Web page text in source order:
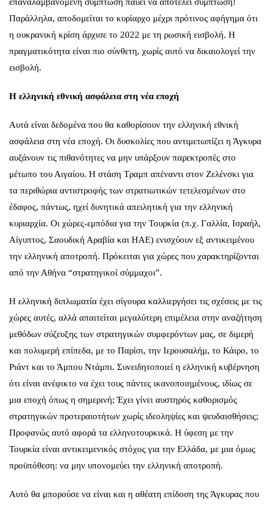
Παράλληλα, αποδομείται το κυρίαρχο μέχρι πρότινος αφήγημα ότι
η ουκρανική κρίση άρχισε το 2022 με τη ρωσική εισβολή. Η
πραγματικότητα είναι πιο σύνθετη, χωρίς αυτό να δικαιολογεί την
εισβολή.
Η ελληνική εθνική ασφάλεια στη νέα εποχή
Αυτά είναι δεδομένα που θα καθορίσουν την ελληνική εθνική
ασφάλεια στη νέα εποχή. Οι δυσκολίες που αντιμετωπίζει η Άγκυρα
αυξάνουν τις πιθανότητες να μην υπάρξουν παρεκτροπές στο
μέτωπο του Αιγαίου. Η στάση Τραμπ απέναντι στον Ζελένσκι για
τα περιθώρια αντιστροφής των στρατιωτικών τετελεσμένων στο
έδαφος, πάντως, ηχεί δυνητικά απειλητική για την ελληνική
κυριαρχία. Οι χώρες-εμπόδια για την Τουρκία (π.χ. Γαλλία, Ισραήλ,
Αίγυπτος, Σαουδική Αραβία και ΗΑΕ) ενισχύουν εξ αντικειμένου
την ελληνική αποτροπή. Πρόκειται για χώρες που χαρακτηρίζονται
από την Αθήνα “στρατηγικοί σύμμαχοι”.
Η ελληνική διπλωματία έχει σίγουρα καλλιεργήσει τις σχέσεις με τις
χώρες αυτές, αλλά απαιτείται μεγαλύτερη επιμέλεια στην αναζήτηση
μεθόδων σύζευξης των στρατηγικών συμφερόντων μας, σε διμερή
και πολυμερή επίπεδα, με το Παρίσι, την Ιερουσαλήμ, το Κάιρο, το
Ριάντ και το Άμπου Ντάμπι. Συνειδητοποιεί η ελληνική κυβέρνηση
ότι είναι ανέφικτο να έχει τους πάντες ικανοποιημένους, ιδίως σε
μια εποχή όπως η σημερινή; Έχει γίνει αυστηρός καθορισμός
στρατηγικών προτεραιοτήτων χωρίς ιδεοληψίες και ψευδαισθήσεις;
Προφανώς αυτό αφορά τα ελληνοτουρκικά. Η ύφεση με την
Τουρκία είναι αντικειμενικός στόχος για την Ελλάδα, με μια όμως
προϋπόθεση: να μην υπονομεύει την ελληνική αποτροπή.
Αυτό θα μπορούσε να είναι και η αθέατη επίδοση της Άγκυρας που